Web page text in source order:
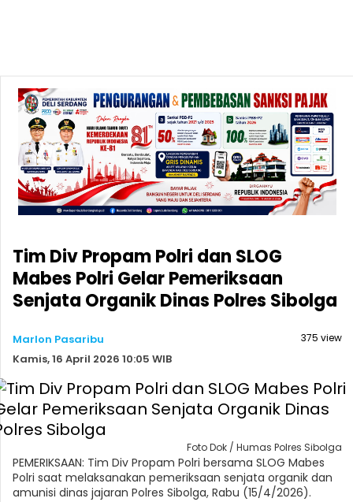
Tim Div Propam Polri dan SLOG
Mabes Polri Gelar Pemeriksaan
Senjata Organik Dinas Polres Sibolga
Marlon Pasaribu
Kamis, 16 April 2026 10:05 WIB
375 view
Foto Dok / Humas Polres Sibolga
PEMERIKSAAN: Tim Div Propam Polri bersama SLOG Mabes
Polri saat melaksanakan pemeriksaan senjata organik dan
amunisi dinas jajaran Polres Sibolga, Rabu (15/4/2026).